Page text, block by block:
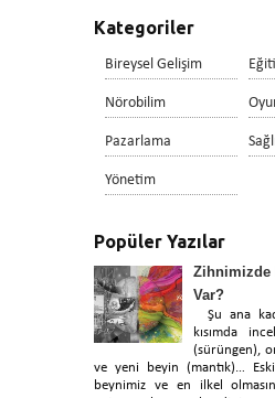
Kategoriler
Bireysel Gelişim
Nörobilim
Pazarlama
Yönetim
Popüler Yazılar
Zihnimizde
Var?
Şu ana
kısımda
(sürüngen),
ve yeni beyin (mantık)…
beynimiz ve en ilkel